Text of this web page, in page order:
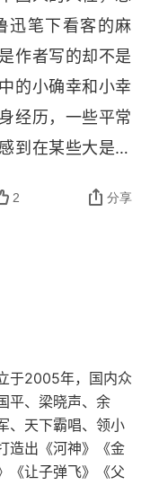
迅笔下看客的麻
作者写的却不是
的小确幸和小幸
经历，一些平常
到在某些大是大
“大道理”“大理
是挺好，或许这
展。关于人生，
是个时间问题，
的坚守和选择。
2 分享
于2005年，国内众
平、梁晓声、余
、天下霸唱、领小
造出《河神》《金
《让子弹飞》《父